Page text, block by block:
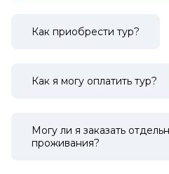
Как приобрести тур?
Как я могу оплатить тур?
Могу ли я заказать
проживания?